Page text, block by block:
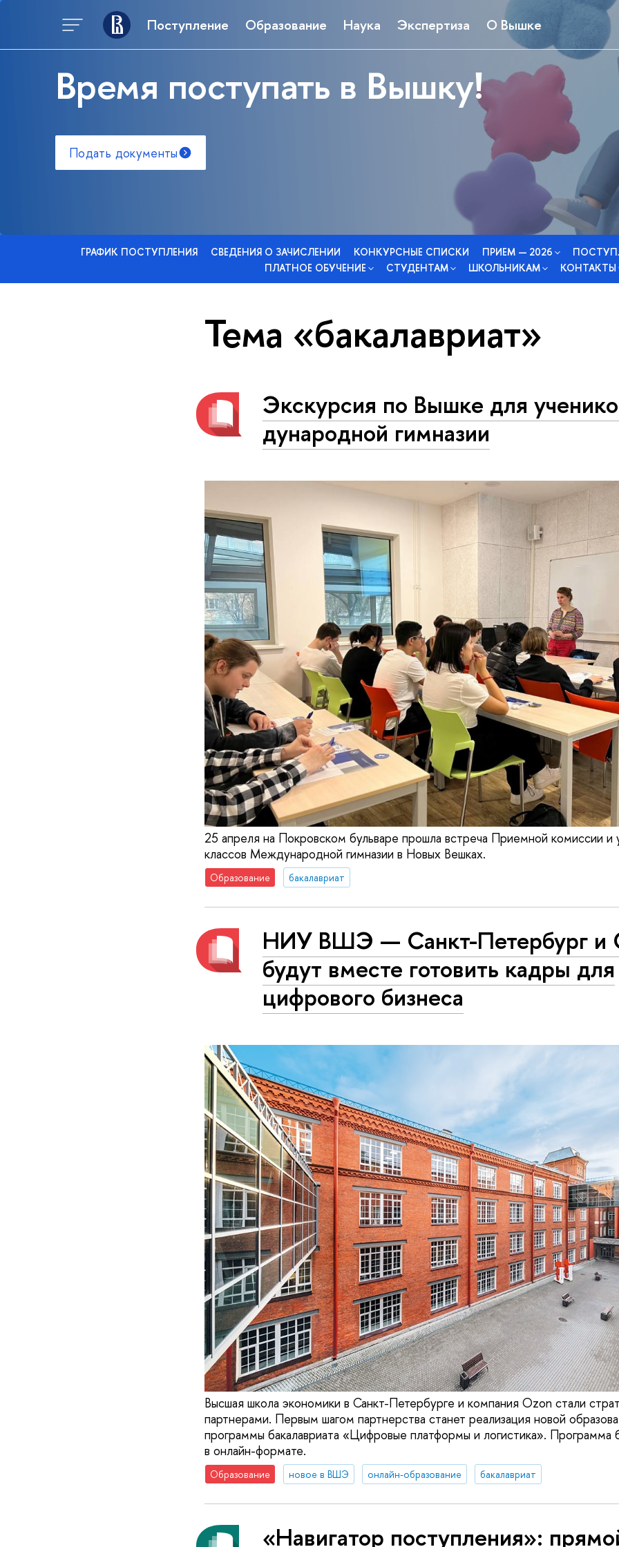
Поступление Образование Наука Экспертиза О Вышке
Время поступать в Вышку!
Подать документы
ГРАФИК ПОСТУПЛЕНИЯ СВЕДЕНИЯ О ЗАЧИСЛЕНИИ КОНКУРСНЫЕ СПИСКИ ПРИЕМ — 2026
ПЛАТНОЕ ОБУЧЕНИЕ
СТУДЕНТАМ ШКОЛЬНИКАМ КОНТАКТЫ
Тема «бакалавриат»
Экскурсия по Вышке для
ду­на­род­ной гимназии
25 апреля на Покровском бульваре прошла встреча Приемной комиссии и
классов Международной гимназии в Новых Вешках.
Образование бакалавриат
НИУ ВШЭ — Санкт-Петербург и
будут вместе готовить кадры для
цифрового бизнеса
Высшая школа экономики в Санкт-Петербурге и компания Ozon стали
партнерами. Первым шагом партнерства станет реализация новой
программы бакалавриата «Цифровые платформы и логистика». Программа
в онлайн-формате.
Образование новое в ВШЭ онлайн-образование бакалавриат
«Навигатор поступления»: